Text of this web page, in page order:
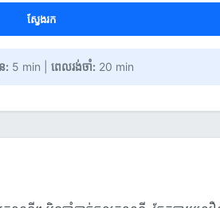
ស្វែងរក
: 5 min | ពេលរង់ចាំ: 20 min